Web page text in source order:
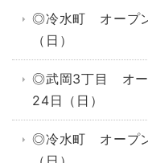
◎冷水町 オープ
（日）
◎武岡3丁目 オー
24日（日）
◎冷水町 オープ